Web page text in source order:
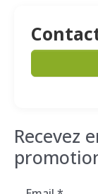
Recevez